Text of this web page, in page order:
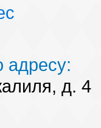
д. 4